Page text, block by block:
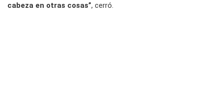
cabeza en otras cosas”, cerró.